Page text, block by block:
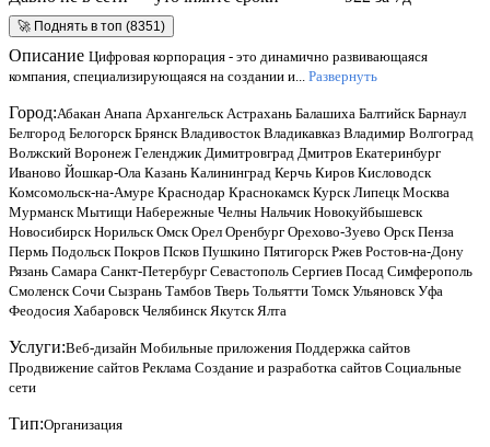
🚀 Поднять в топ (8351)
Описание Цифровая корпорация - это динамично развивающаяся
компания, специализирующаяся на создании и... Развернуть
Город:Абакан Анапа Архангельск Астрахань Балашиха Балтийск Барнаул
Белгород Белогорск Брянск Владивосток Владикавказ Владимир Волгоград
Волжский Воронеж Геленджик Димитровград Дмитров Екатеринбург
Иваново Йошкар-Ола Казань Калининград Керчь Киров Кисловодск
Комсомольск-на-Амуре Краснодар Краснокамск Курск Липецк Москва
Мурманск Мытищи Набережные Челны Нальчик Новокуйбышевск
Новосибирск Норильск Омск Орел Оренбург Орехово-Зуево Орск Пенза
Пермь Подольск Покров Псков Пушкино Пятигорск Ржев Ростов-на-Дону
Рязань Самара Санкт-Петербург Севастополь Сергиев Посад Симферополь
Смоленск Сочи Сызрань Тамбов Тверь Тольятти Томск Ульяновск Уфа
Феодосия Хабаровск Челябинск Якутск Ялта
Услуги:Веб-дизайн Мобильные приложения Поддержка сайтов
Продвижение сайтов Реклама Создание и разработка сайтов Социальные
сети
Тип:Организация